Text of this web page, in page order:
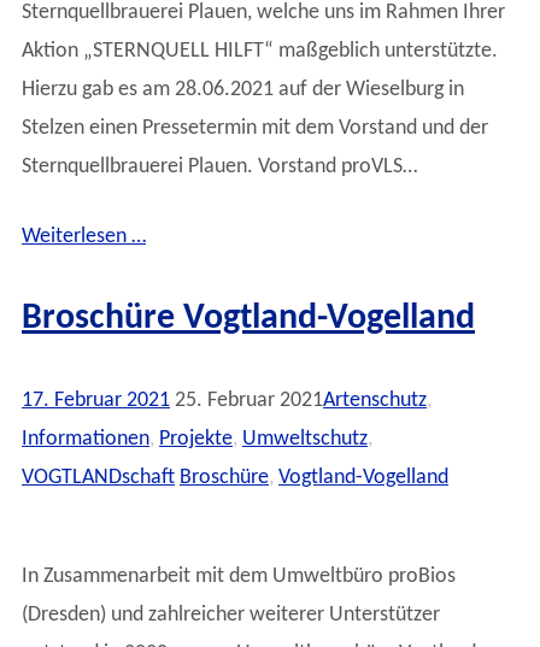
Sternquellbrauerei Plauen, welche uns im Rahmen Ihrer
Aktion „STERNQUELL HILFT“ maßgeblich unterstützte.
Hierzu gab es am 28.06.2021 auf der Wieselburg in
Stelzen einen Pressetermin mit dem Vorstand und der
Sternquellbrauerei Plauen. Vorstand proVLS…
Weiterlesen …
Broschüre Vogtland-Vogelland
17. Februar 2021 25. Februar 2021Artenschutz,
Informationen, Projekte, Umweltschutz,
VOGTLANDschaft Broschüre, Vogtland-Vogelland
In Zusammenarbeit mit dem Umweltbüro proBios
(Dresden) und zahlreicher weiterer Unterstützer